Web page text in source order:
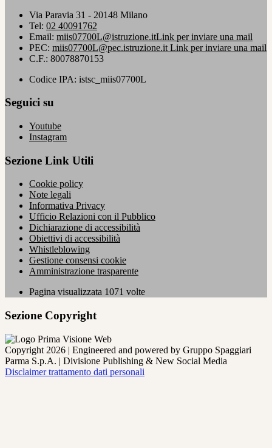
Via Paravia 31 - 20148 Milano
Tel: 02 40091762
Email: miis07700L@istruzione.itLink per inviare una mail
PEC: miis07700L@pec.istruzione.it Link per inviare una mail
C.F.: 80078870153
Codice IPA: istsc_miis07700L
Seguici su
Youtube
Instagram
Sezione Link Utili
Cookie policy
Note legali
Informativa Privacy
Ufficio Relazioni con il Pubblico
Dichiarazione di accessibilità
Obiettivi di accessibilità
Whistleblowing
Gestione consensi cookie
Amministrazione trasparente
Pagina visualizzata 1071 volte
Sezione Copyright
Copyright 2026 | Engineered and powered by Gruppo Spaggiari
Parma S.p.A. | Divisione Publishing & New Social Media
Disclaimer trattamento dati personali